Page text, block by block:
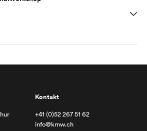
Kontakt
+41 (0)52 267 51 62
info@kmw.ch